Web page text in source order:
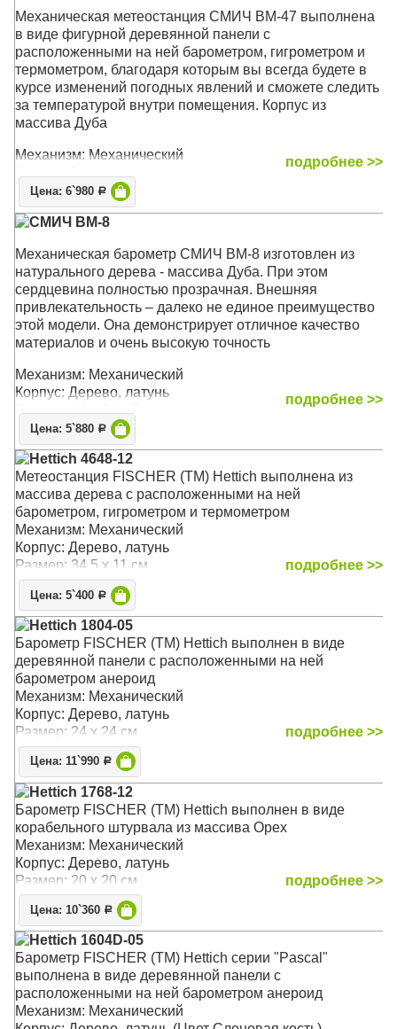
Механическая метеостанция СМИЧ BM-47 выполнена
в виде фигурной деревянной панели с
расположенными на ней барометром, гигрометром и
термометром, благодаря которым вы всегда будете в
курсе изменений погодных явлений и сможете следить
за температурой внутри помещения. Корпус из
массива Дуба
Механизм: Механический
Размер: 38,5 x 15,5 х 5 см
подробнее >>
Цена: 6`980 Р
СМИЧ BM-8
Механическая барометр СМИЧ BM-8 изготовлен из
натурального дерева - массива Дуба. При этом
сердцевина полностью прозрачная. Внешняя
привлекательность – далеко не единое преимущество
этой модели. Она демонстрирует отличное качество
материалов и очень высокую точность
Механизм: Механический
Корпус: Дерево, латунь
Размер: 24 x 24 х 5 см
подробнее >>
Цена: 5`880 Р
Hettich 4648-12
Метеостанция FISCHER (TM) Hettich выполнена из
массива дерева с расположенными на ней
барометром, гигрометром и термометром
Механизм: Механический
Корпус: Дерево, латунь
Размер: 34,5 x 11 см
подробнее >>
Цена: 5`400 Р
Hettich 1804-05
Барометр FISCHER (TM) Hettich выполнен в виде
деревянной панели с расположенными на ней
барометром анероид
Механизм: Механический
Корпус: Дерево, латунь
Размер: 24 x 24 см
подробнее >>
Цена: 11`990 Р
Hettich 1768-12
Барометр FISCHER (TM) Hettich выполнен в виде
корабельного штурвала из массива Орех
Механизм: Механический
Корпус: Дерево, латунь
Размер: 20 x 20 см
подробнее >>
Цена: 10`360 Р
Hettich 1604D-05
Барометр FISCHER (TM) Hettich серии "Pascal"
выполнена в виде деревянной панели с
расположенными на ней барометром анероид
Механизм: Механический